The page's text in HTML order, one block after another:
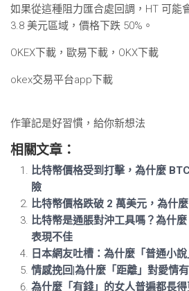
如果從這種阻力匯合處回調，HT 可能
3.8 美元區域，價格下跌 50%。
OKEX下載，歐易下載，OKX下載
okex交易平台app下載
作筆記是好習慣，給你新想法
相關文章：
比特幣價格受到打擊，為什麼
險
比特幣價格跌破 2 萬美元，為什
比特幣是通脹對沖工具嗎？為什
表現不佳
日本網友吐槽：為什麼「普通小
情感挽回|為什麼「距離」對愛情
為什麼「有錢」的女人普遍都長